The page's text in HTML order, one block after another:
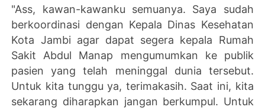
"Ass, kawan-kawanku semuanya. Saya sudah
berkoordinasi dengan Kepala Dinas Kesehatan
Kota Jambi agar dapat segera kepala Rumah
Sakit Abdul Manap mengumumkan ke publik
pasien yang telah meninggal dunia tersebut.
Untuk kita tunggu ya, terimakasih. Saat ini, kita
sekarang diharapkan jangan berkumpul. Untuk